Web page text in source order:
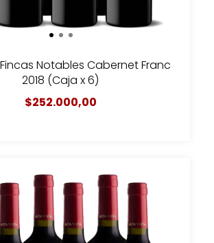
Notables Cabernet Franc
2018 (Caja x 6)
$252.000,00